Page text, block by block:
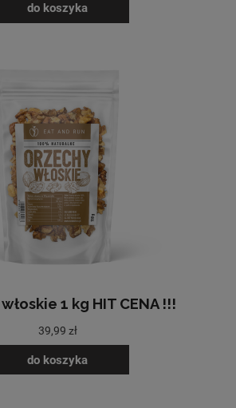
do koszyka
1 kg HIT CENA !!!
39,99 zł
do koszyka